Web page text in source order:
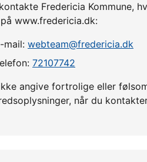
Fredericia Kommune,
www.fredericia.dk:
mail: webteam@fredericia.dk
72107742
angive fortrolige eller
når du